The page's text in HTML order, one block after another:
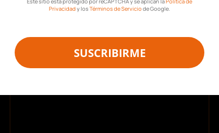
de cuadrante de trabajo
Privacidad y losTérminos de Servicio de Google.
SUSCRIBIRME